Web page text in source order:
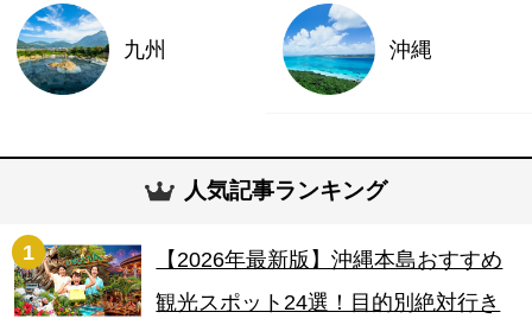
九州 沖縄
人気記事ランキング
1
【2026年最新版】沖縄本島おすすめ
観光スポット24選！目的別絶対行き